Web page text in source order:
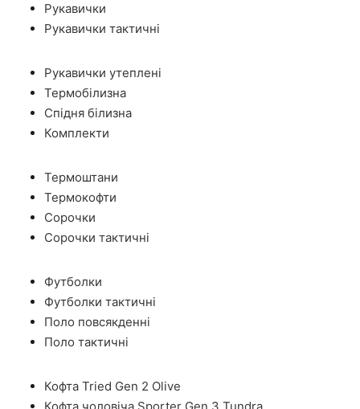
Рукавички
Рукавички тактичні
Рукавички утеплені
Термобілизна
Спідня білизна
Комплекти
Термоштани
Термокофти
Сорочки
Сорочки тактичні
Футболки
Футболки тактичні
Поло повсякденні
Поло тактичні
Кофта Tried Gen 2 Olive